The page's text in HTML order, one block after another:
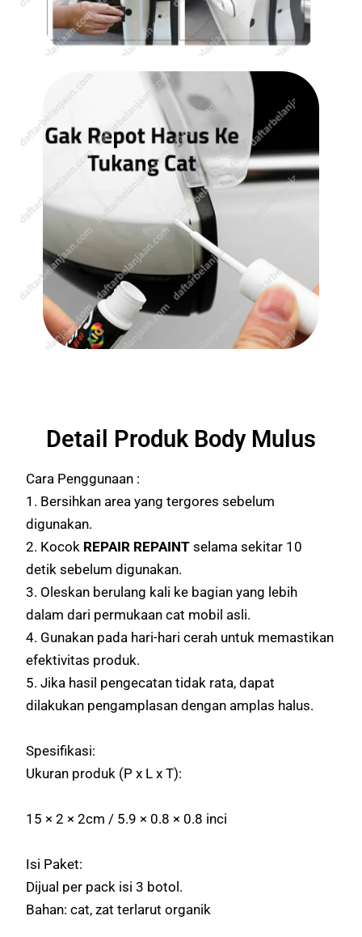
Detail Produk Body Mulus
Cara Penggunaan :
1. Bersihkan area yang tergores sebelum
digunakan.
2. Kocok REPAIR REPAINTselama sekitar 10
detik sebelum digunakan.
3. Oleskan berulang kali ke bagian yang lebih
dalam dari permukaan cat mobil asli.
4. Gunakan pada hari-hari cerah untuk memastikan
efektivitas produk.
5. Jika hasil pengecatan tidak rata, dapat
dilakukan pengamplasan dengan amplas halus.
Spesifikasi:
Ukuran produk (P x L x T):
15 × 2 × 2cm / 5.9 × 0.8 × 0.8 inci
Isi Paket:
Dijual per pack isi 3 botol.
Bahan: cat, zat terlarut organik